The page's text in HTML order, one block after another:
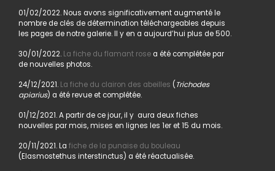
01/02/2022. Nous avons significativement augmenté le
nombre de clés de détermination téléchargeables depuis
les pages de notre galerie. Il y en a aujourd’hui plus de 500.
30/01/2022. La fiche du flamant rosea été complétée par
de nouvelles photos.
24/12/2021. La fiche du clairon des abeilles ( Trichodes
apiarius) a été revue et complétée.
01/12/2021. A partir de ce jour, il y aura deux fiches
nouvelles par mois, mises en lignes les 1er et 15 du mois.
20/11/2021. La fiche de la punaise du bouleau
(Elasmostethus interstinctus) a été réactualisée.